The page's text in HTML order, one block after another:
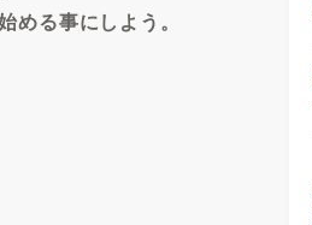
る事にしよう。